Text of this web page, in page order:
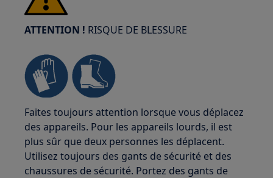
ATTENTION ! RISQUE DE BLESSURE
Faites toujours attention lorsque vous déplacez
des appareils. Pour les appareils lourds, il est
plus sûr que deux personnes les déplacent.
Utilisez toujours des gants de sécurité et des
chaussures de sécurité. Portez des gants de